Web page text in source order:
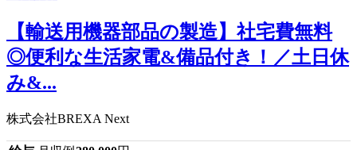
【輸送用機器部品の製造】社宅費無料
◎便利な生活家電&備品付き！／土日休
み&...
株式会社BREXA Next